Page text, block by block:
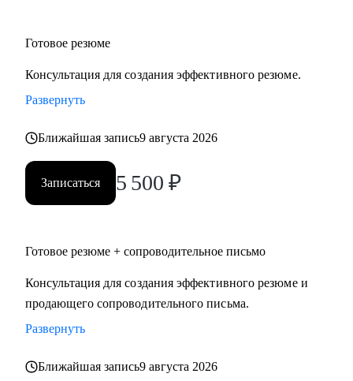
Готовое резюме
Консультация для создания эффективного резюме.
Развернуть
Ближайшая запись9 августа 2026
Записаться 5 500 ₽
Готовое резюме + сопроводительное письмо
Консультация для создания эффективного резюме и
продающего сопроводительного письма.
Развернуть
Ближайшая запись9 августа 2026